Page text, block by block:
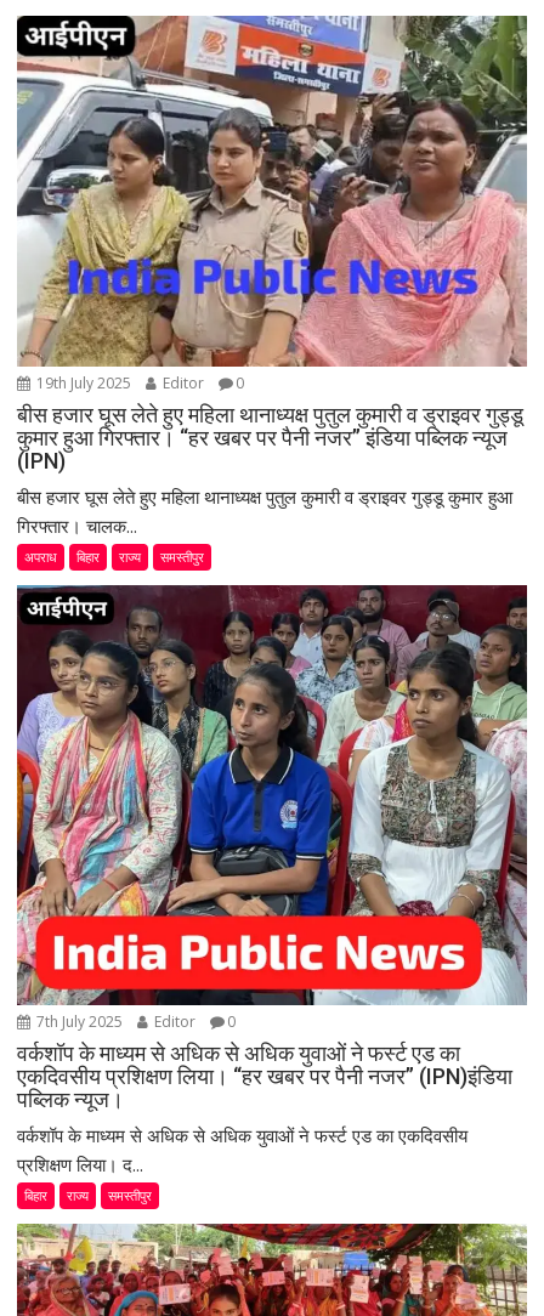
g
a
t
i
o
n
19th July 2025 Editor 0
बीस हजार घूस लेते हुए महिला थानाध्यक्ष पुतुल कुमारी व ड्राइवर गुड्डू
कुमार हुआ गिरफ्तार। “हर खबर पर पैनी नजर” इंडिया पब्लिक न्यूज
(IPN)
बीस हजार घूस लेते हुए महिला थानाध्यक्ष पुतुल कुमारी व ड्राइवर गुड्डू कुमार हुआ
गिरफ्तार। चालक...
अपराध बिहार राज्य समस्तीपुर
7th July 2025 Editor 0
वर्कशॉप के माध्यम से अधिक से अधिक युवाओं ने फर्स्ट एड का
एकदिवसीय प्रशिक्षण लिया। “हर खबर पर पैनी नजर” (IPN)इंडिया
पब्लिक न्यूज।
वर्कशॉप के माध्यम से अधिक से अधिक युवाओं ने फर्स्ट एड का एकदिवसीय
प्रशिक्षण लिया। द...
बिहार राज्य समस्तीपुर